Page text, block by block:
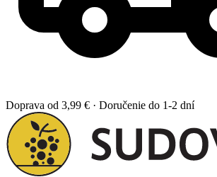
Doprava od 3,99 € · Doručenie do 1-2 dní